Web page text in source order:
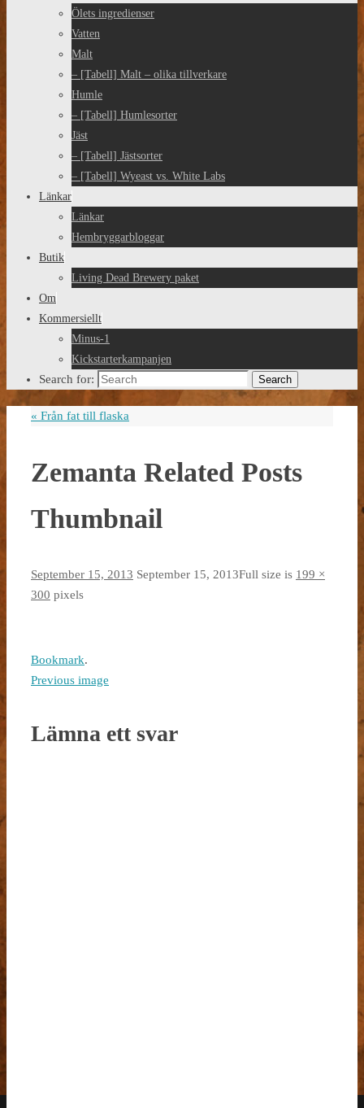
Ölets ingredienser
Vatten
Malt
– [Tabell] Malt – olika tillverkare
Humle
– [Tabell] Humlesorter
Jäst
– [Tabell] Jästsorter
– [Tabell] Wyeast vs. White Labs
Länkar
Länkar
Hembryggarbloggar
Butik
Living Dead Brewery paket
Om
Kommersiellt
Minus-1
Kickstarterkampanjen
Search for: Search
« Från fat till flaska
Zemanta Related Posts
Thumbnail
September 15, 2013 September 15, 2013Full size is 199 ×
300 pixels
Bookmark.
Previous image
Lämna ett svar